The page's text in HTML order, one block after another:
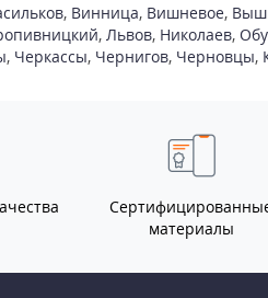
, Винница, Вишневое,
, Львов, Николаев,
, Черкассы, Чернигов, Черновцы,
материалы